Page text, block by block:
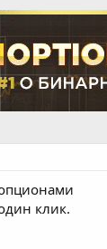
клик.